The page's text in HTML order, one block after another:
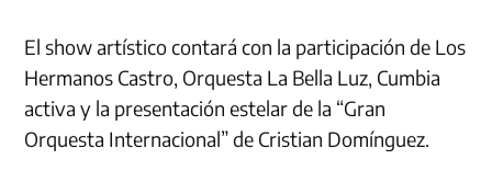
El show artístico contará con la participación de Los
Hermanos Castro, Orquesta La Bella Luz, Cumbia
activa y la presentación estelar de la “Gran
Orquesta Internacional” de Cristian Domínguez.